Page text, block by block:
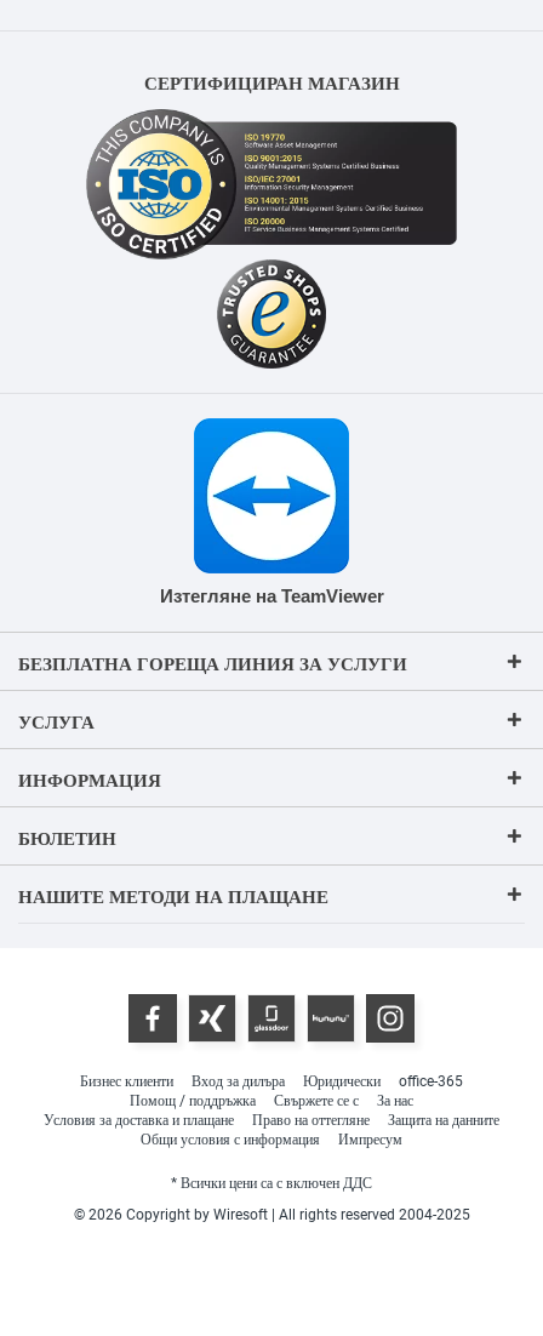
СЕРТИФИЦИРАН МАГАЗИН
Изтегляне на TeamViewer
БЕЗПЛАТНА ГОРЕЩА ЛИНИЯ ЗА УСЛУГИ
УСЛУГА
ИНФОРМАЦИЯ
БЮЛЕТИН
НАШИТЕ МЕТОДИ НА ПЛАЩАНЕ
Бизнес клиенти Вход за дилъра Юридически
office-365
Помощ / поддръжка
Свържете се с
За нас
Условия за доставка и плащане
Право на оттегляне
Защита на данните
Общи условия с информация
Импресум
* Всички цени са с включен ДДС
© 2026 Copyright by Wiresoft | All rights reserved 2004-2025